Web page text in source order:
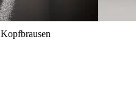
Kopfbrausen